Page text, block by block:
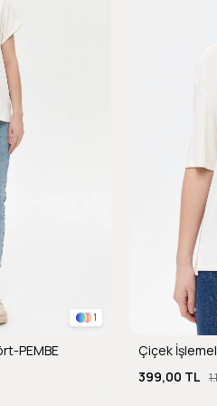
1
PEMBE
Çiçek
399,00 TL